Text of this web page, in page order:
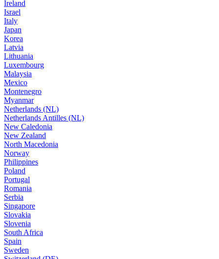
Ireland
Israel
Italy
Japan
Korea
Latvia
Lithuania
Luxembourg
Malaysia
Mexico
Montenegro
Myanmar
Netherlands (NL)
Netherlands Antilles (NL)
New Caledonia
New Zealand
North Macedonia
Norway
Philippines
Poland
Portugal
Romania
Serbia
Singapore
Slovakia
Slovenia
South Africa
Spain
Sweden